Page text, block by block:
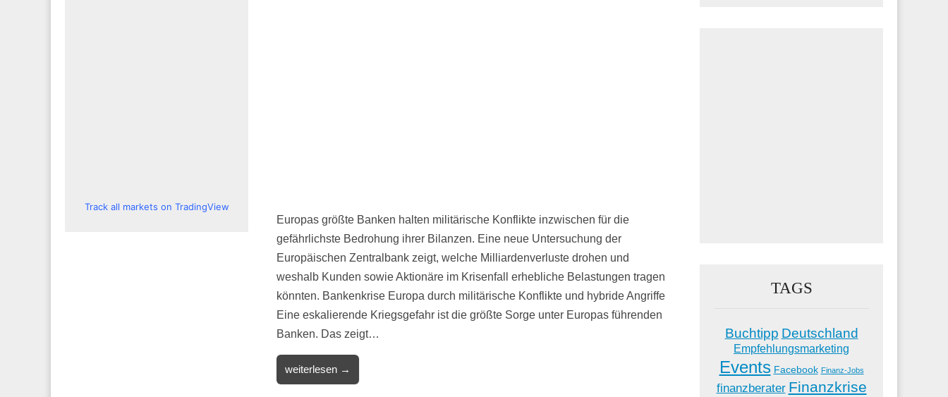
Europas größte Banken halten militärische Konflikte inzwischen für die
gefährlichste Bedrohung ihrer Bilanzen. Eine neue Untersuchung der
Europäischen Zentralbank zeigt, welche Milliardenverluste drohen und
weshalb Kunden sowie Aktionäre im Krisenfall erhebliche Belastungen tragen
könnten. Bankenkrise Europa durch militärische Konflikte und hybride Angriffe
Eine eskalierende Kriegsgefahr ist die größte Sorge unter Europas führenden
Banken. Das zeigt…
weiterlesen →
Track all markets on TradingView
TAGS
Buchtipp Deutschland
Empfehlungsmarketing
Events Facebook Finanz-Jobs
finanzberater Finanzkrise